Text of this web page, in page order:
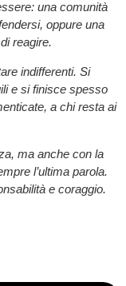
una comunità
oppure una
reagire.
indifferenti. Si
e si finisce spesso
a chi resta ai
ma anche con la
l’ultima parola.
e coraggio.